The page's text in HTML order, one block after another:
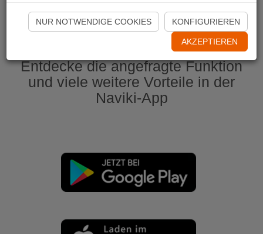
Naviki App jetzt öffnen
Entdecke die angefragte Funktion
und viele weitere Vorteile in der
Naviki-App
NUR NOTWENDIGE COOKIES KONFIGURIEREN
AKZEPTIEREN